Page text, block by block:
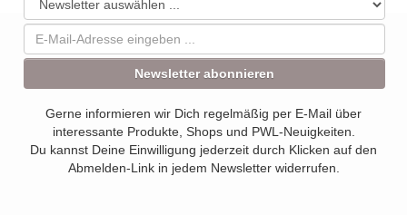
Newsletter abonnieren
Gerne informieren wir Dich regelmäßig per E-Mail über
interessante Produkte, Shops und PWL-Neuigkeiten.
Du kannst Deine Einwilligung jederzeit durch Klicken auf den
Abmelden-Link in jedem Newsletter widerrufen.